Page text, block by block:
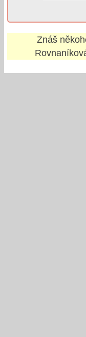
Znáš